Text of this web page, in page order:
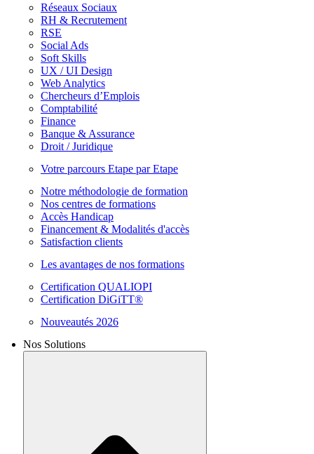
Réseaux Sociaux
RH & Recrutement
RSE
Social Ads
Soft Skills
UX / UI Design
Web Analytics
Chercheurs d’Emplois
Comptabilité
Finance
Banque & Assurance
Droit / Juridique
Votre parcours Etape par Etape
Notre méthodologie de formation
Nos centres de formations
Accès Handicap
Financement & Modalités d'accès
Satisfaction clients
Les avantages de nos formations
Certification QUALIOPI
Certification DiGiTT®
Nouveautés 2026
Nos Solutions